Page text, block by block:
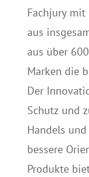
Fachjury
aus
aus über
Marken die
Der
Schutz und
Handels
bessere
Produkte